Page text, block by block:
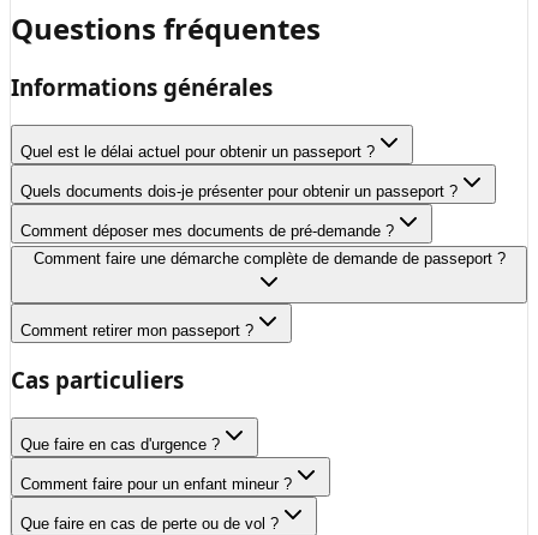
Questions fréquentes
Informations générales
Quel est le délai actuel pour obtenir un passeport ?
Quels documents dois-je présenter pour obtenir un passeport ?
Comment déposer mes documents de pré-demande ?
Comment faire une démarche complète de demande de passeport ?
Comment retirer mon passeport ?
Cas particuliers
Que faire en cas d'urgence ?
Comment faire pour un enfant mineur ?
Que faire en cas de perte ou de vol ?